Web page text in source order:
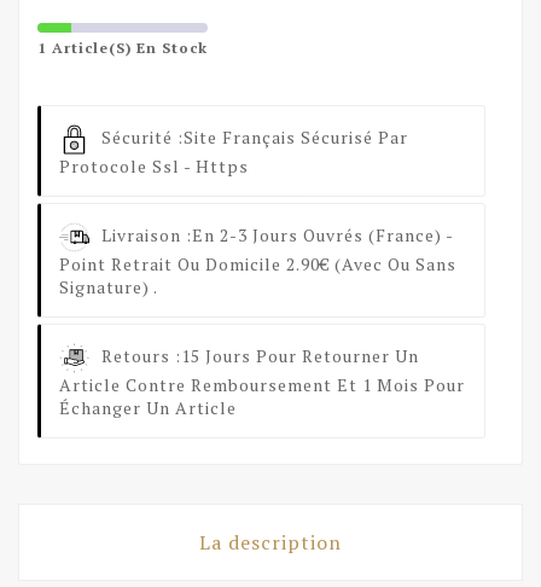
1 Article(s) En Stock
Sécurité :Site Français Sécurisé Par
Protocole Ssl - Https
Livraison :En 2-3 Jours Ouvrés (France) -
Point Retrait Ou Domicile 2.90€ (avec Ou Sans
Signature) .
Retours : 15 Jours Pour Retourner Un
Article Contre Remboursement Et 1 Mois Pour
Échanger Un Article
La description